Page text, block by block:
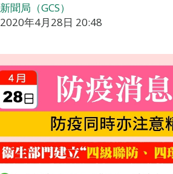
新聞局（GCS）
2020年4月28日 20:48